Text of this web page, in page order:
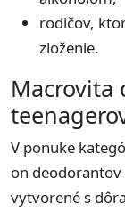
rodičov,
zloženie.
Macrovita
V ponuke
on
vytvorené s